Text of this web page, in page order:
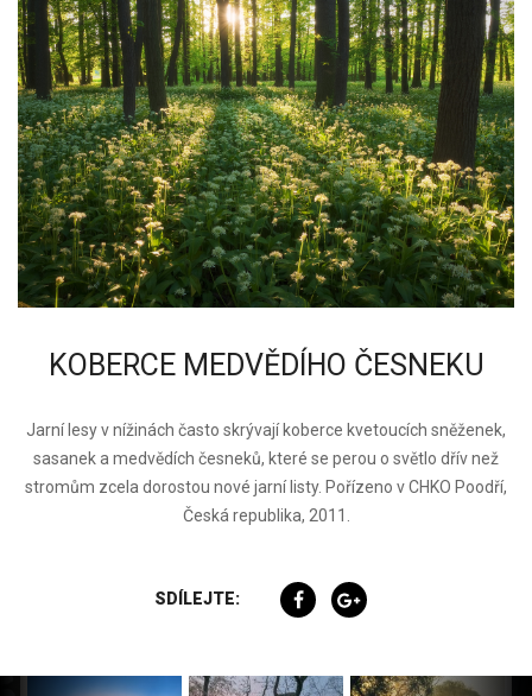
KOBERCE MEDVĚDÍHO ČESNEKU
Jarní lesy v nížinách často skrývají koberce kvetoucích sněženek,
sasanek a medvědích česneků, které se perou o světlo dřív než
stromům zcela dorostou nové jarní listy. Pořízeno v CHKO Poodří,
Česká republika, 2011.
SDÍLEJTE: